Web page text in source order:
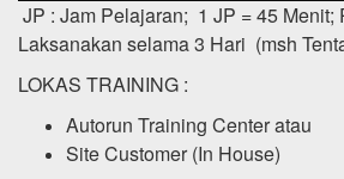
JP : Jam Pelajaran; 1 JP = 45 Menit;
Laksanakan selama 3 Hari (msh
LOKAS TRAINING :
Autorun Training Center atau
Site Customer (In House)